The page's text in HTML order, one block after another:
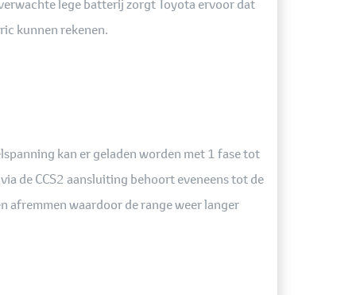
lege batterij zorgt Toyota ervoor dat
kunnen rekenen.
kan er geladen worden met 1 fase tot
de CCS2 aansluiting behoort eveneens tot de
afremmen waardoor de range weer langer